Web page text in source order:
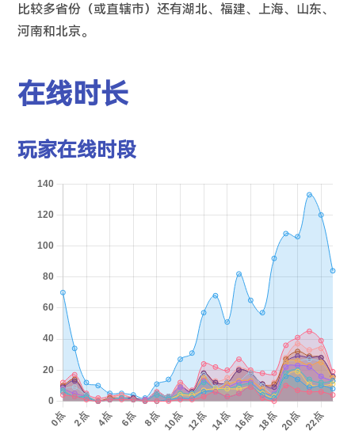
比较多省份（或直辖市）还有湖北、福建、上海、山东、
河南和北京。
在线时长
玩家在线时段